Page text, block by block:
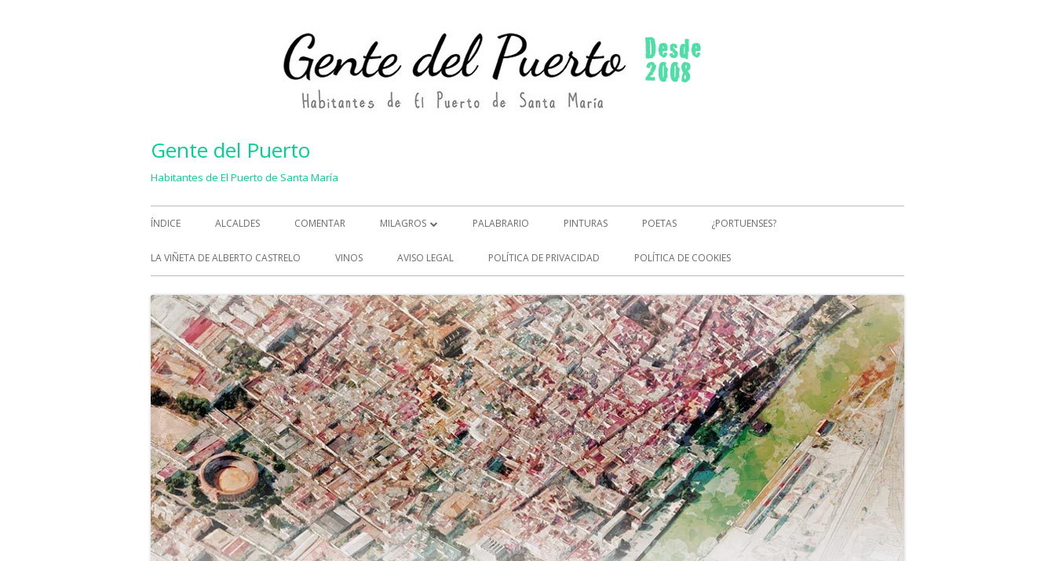
Gente del Puerto
Habitantes de El Puerto de Santa María
Menú
principal
ÍNDICE ALCALDES COMENTAR MILAGROS
MILAGROS (2)
PALABRARIO PINTURAS POETAS ¿PORTUENSES?
LA VIÑETA DE ALBERTO CASTRELO VINOS AVISO LEGAL POLÍTICA DE PRIVACIDAD POLÍTICA DE COOKIES